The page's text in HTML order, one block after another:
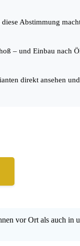
Abstimmung
– und Einbau nach
direkt ansehen
vor Ort als auch in